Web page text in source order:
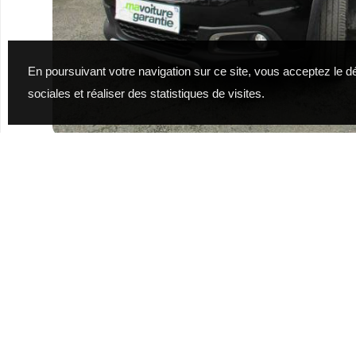
En poursuivant votre navigation sur ce site, vous acceptez le
sociales et réaliser des statistiques de visites.